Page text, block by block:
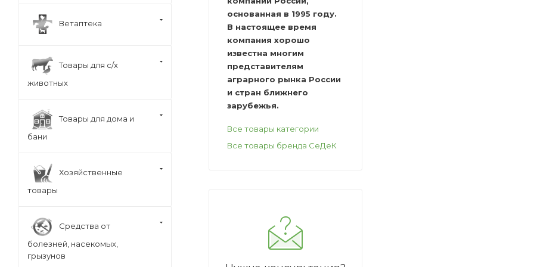
основанная в 1995 году.
В настоящее время
компания хорошо
известна многим
представителям
аграрного рынка России
и стран ближнего
зарубежья.
Все товары категории
Все товары бренда СеДеК
Ветаптека
Товары для с/х
животных
Товары для дома и
бани
Хозяйственные
товары
Средства от
болезней, насекомых,
грызунов